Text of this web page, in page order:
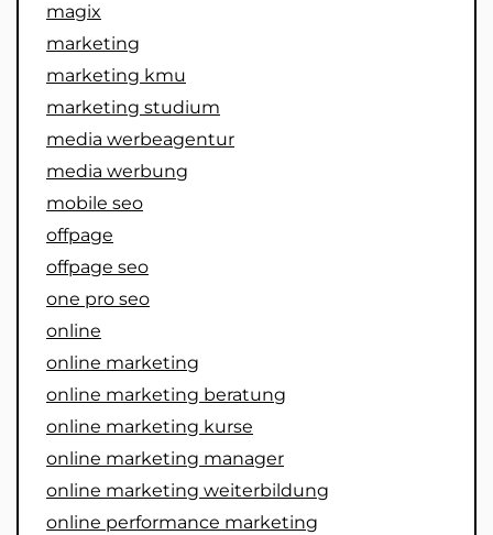
magix
marketing
marketing kmu
marketing studium
media werbeagentur
media werbung
mobile seo
offpage
offpage seo
one pro seo
online
online marketing
online marketing beratung
online marketing kurse
online marketing manager
online marketing weiterbildung
online performance marketing